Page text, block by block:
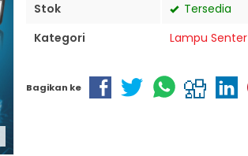
Stok
Tersedia
Kategori
Lampu Senter
Bagikan ke